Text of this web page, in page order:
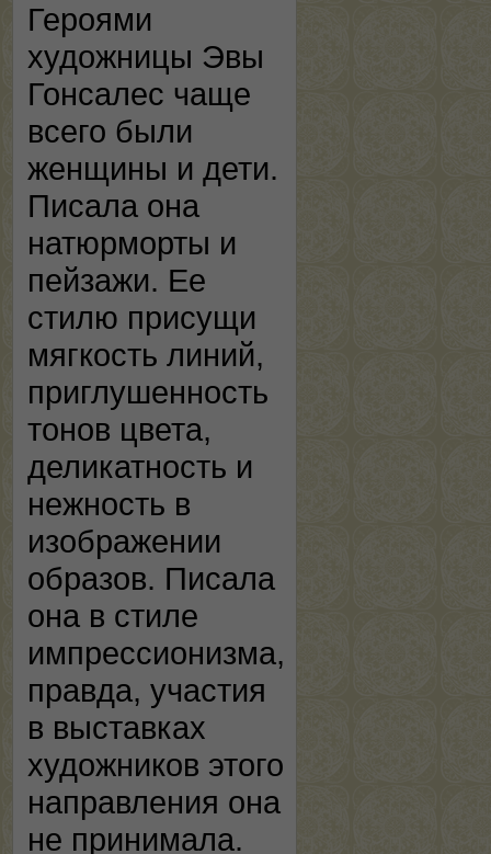
Героями
художницы Эвы
Гонсалес чаще
всего были
женщины и дети.
Писала она
натюрморты и
пейзажи. Ее
стилю присущи
мягкость линий,
приглушенность
тонов цвета,
деликатность и
нежность в
изображении
образов. Писала
она в стиле
импрессионизма,
правда, участия
в выставках
художников этого
направления она
не принимала.